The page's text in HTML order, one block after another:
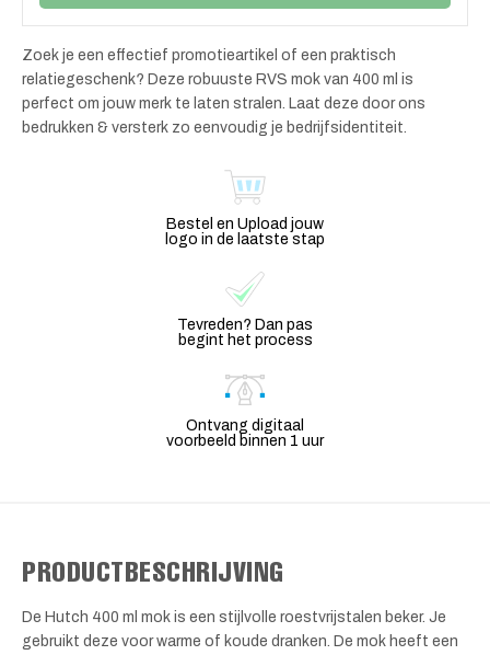
Zoek je een effectief promotieartikel of een praktisch
relatiegeschenk? Deze robuuste RVS mok van 400 ml is
perfect om jouw merk te laten stralen. Laat deze door ons
bedrukken & versterk zo eenvoudig je bedrijfsidentiteit.
Bestel en Upload jouw
logo in de laatste stap
Tevreden? Dan pas
begint het process
Ontvang digitaal
voorbeeld binnen 1 uur
PRODUCTBESCHRIJVING
De Hutch 400 ml mok is een stijlvolle roestvrijstalen beker. Je
gebruikt deze voor warme of koude dranken. De mok heeft een